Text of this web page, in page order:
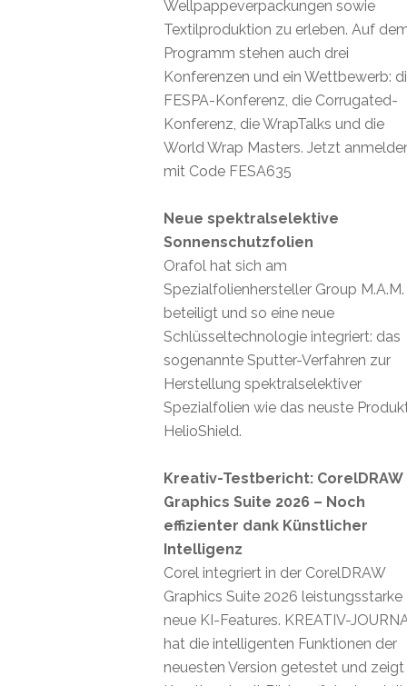
Wellpappeverpackungen sowie
Textilproduktion zu erleben. Auf
Programm stehen auch drei
Konferenzen und ein Wettbewerb:
FESPA-Konferenz, die Corrugated-
Konferenz, die WrapTalks und die
World Wrap Masters. Jetzt
mit Code FESA635
Neue spektralselektive
Sonnenschutzfolien
Orafol hat sich am
Spezialfolienhersteller Group M.A.M.
beteiligt und so eine neue
Schlüsseltechnologie integriert: das
sogenannte Sputter-Verfahren zur
Herstellung spektralselektiver
Spezialfolien wie das neuste
HelioShield.
Kreativ-Testbericht: CorelDRAW
Graphics Suite 2026 – Noch
effizienter dank Künstlicher
Intelligenz
Corel integriert in der CorelDRAW
Graphics Suite 2026 leistungsstarke
neue KI-Features. KREATIV-
hat die intelligenten Funktionen der
neuesten Version getestet und